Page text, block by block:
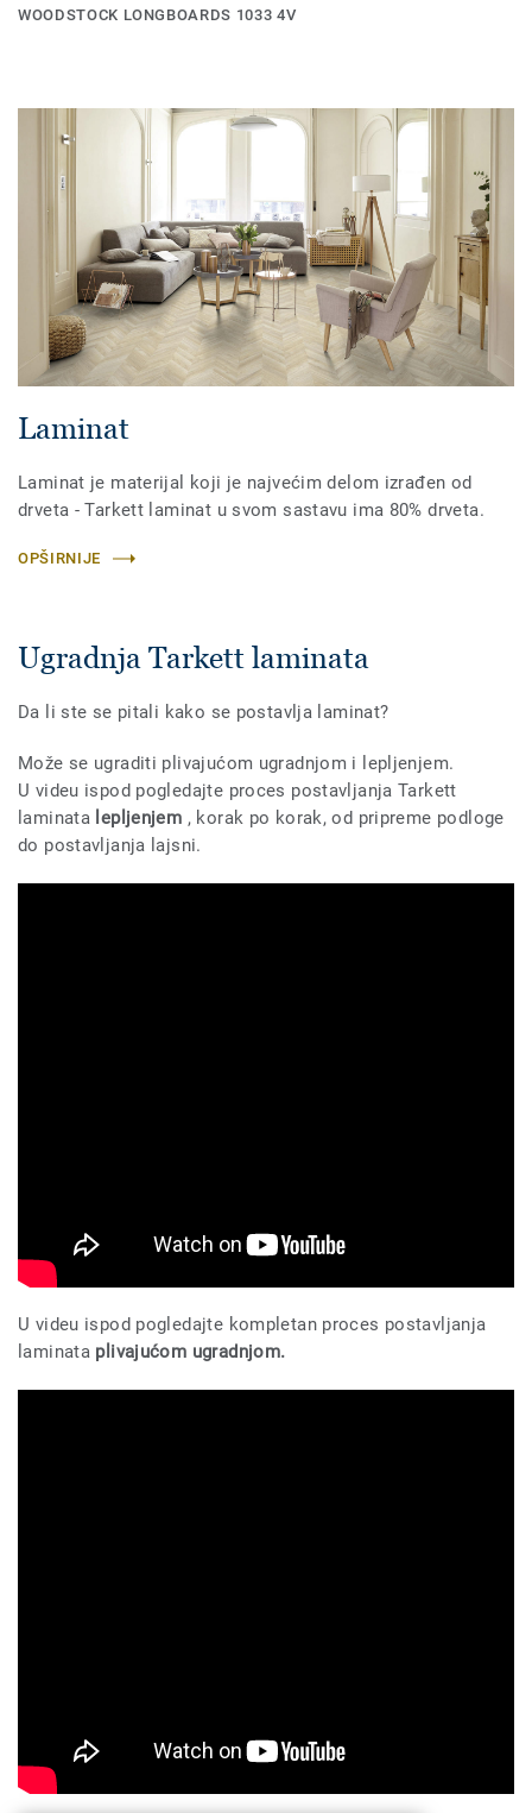
WOODSTOCK LONGBOARDS 1033 4V
Laminat
Laminat je materijal koji je najvećim delom izrađen od
drveta - Tarkett laminat u svom sastavu ima 80% drveta.
OPŠIRNIJE
Ugradnja Tarkett laminata
Da li ste se pitali kako se postavlja laminat?
Može se ugraditi plivajućom ugradnjom i lepljenjem.
U videu ispod pogledajte proces postavljanja Tarkett
laminata lepljenjem , korak po korak, od pripreme podloge
do postavljanja lajsni.
U videu ispod pogledajte kompletan proces postavljanja
laminata plivajućom ugradnjom.